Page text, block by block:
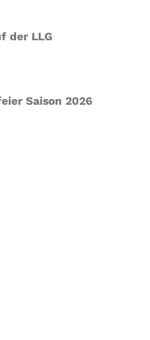
der LLG
Saison 2026